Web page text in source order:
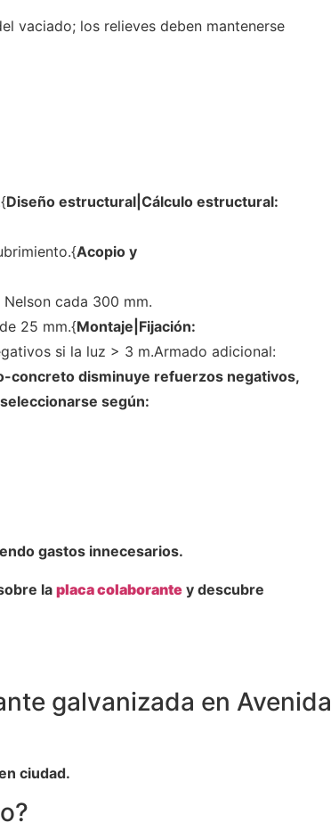
vaciado; los relieves deben mantenerse
Diseño estructural|Cálculo estructural:
Acopio y
cada 300 mm.
25 mm.{Montaje|Fijación:
si la luz > 3 m.Armado adicional:
concreto disminuye refuerzos negativos,
según:
gastos innecesarios.
laplaca colaborante y descubre
galvanizada en Avenida
ciudad.